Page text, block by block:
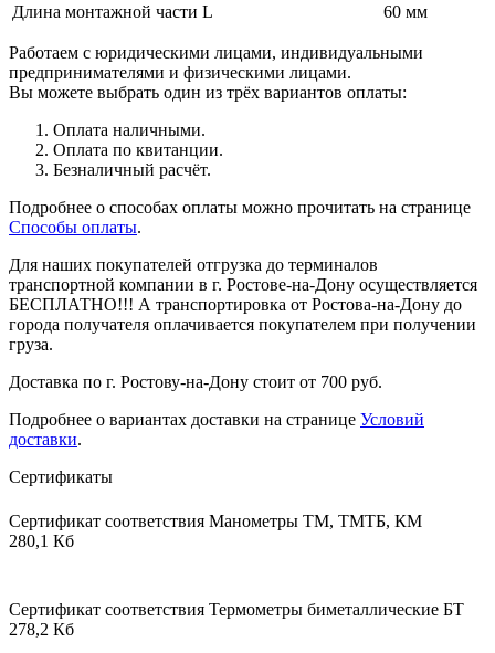
Длина монтажной части L
60 мм
Работаем с юридическими лицами, индивидуальными
предпринимателями и физическими лицами.
Вы можете выбрать один из трёх вариантов оплаты:
Оплата наличными.
Оплата по квитанции.
Безналичный расчёт.
Подробнее о способах оплаты можно прочитать на странице
Способы оплаты.
Для наших покупателей отгрузка до терминалов
транспортной компании в г. Ростове-на-Дону осуществляется
БЕСПЛАТНО!!! А транспортировка от Ростова-на-Дону до
города получателя оплачивается покупателем при получении
груза.
Доставка по г. Ростову-на-Дону стоит от 700 руб.
Подробнее о вариантах доставки на странице Условий
доставки.
Сертификаты
Сертификат соответствия Манометры ТМ, ТМТБ, КМ
280,1 Кб
Сертификат соответствия Термометры биметаллические БТ
278,2 Кб